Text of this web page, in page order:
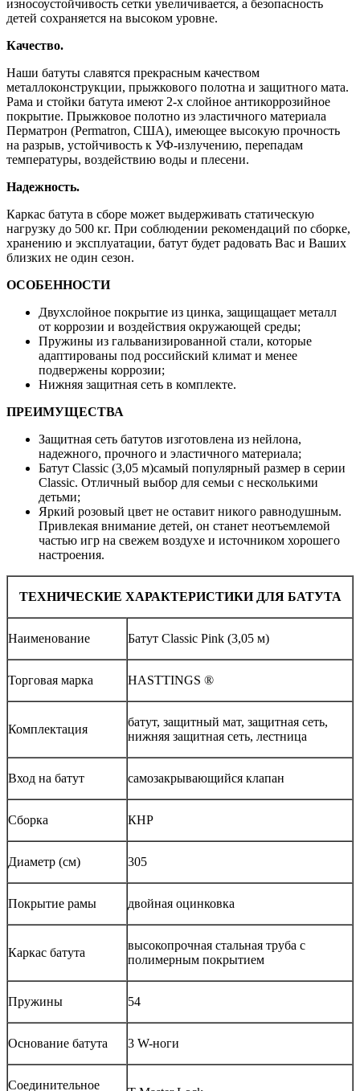
износоустойчивость сетки увеличивается, а безопасность
детей сохраняется на высоком уровне.
Качество.
Наши батуты славятся прекрасным качеством
металлоконструкции, прыжкового полотна и защитного мата.
Рама и стойки батута имеют 2-х слойное антикоррозийное
покрытие. Прыжковое полотно из эластичного материала
Перматрон (Permatron, США), имеющее высокую прочность
на разрыв, устойчивость к УФ-излучению, перепадам
температуры, воздействию воды и плесени.
Надежность.
Каркас батута в сборе может выдерживать статическую
нагрузку до 500 кг. При соблюдении рекомендаций по сборке,
хранению и эксплуатации, батут будет радовать Вас и Ваших
близких не один сезон.
ОСОБЕННОСТИ
Двухслойное покрытие из цинка, защищащает металл
от коррозии и воздействия окружающей среды;
Пружины из гальванизированной стали, которые
адаптированы под российский климат и менее
подвержены коррозии;
Нижняя защитная сеть в комплекте.
ПРЕИМУЩЕСТВА
Защитная сеть батутов изготовлена из нейлона,
надежного, прочного и эластичного материала;
Батут Classic (3,05 м)самый популярный размер в серии
Classic. Отличный выбор для семьи с несколькими
детьми;
Яркий розовый цвет не оставит никого равнодушным.
Привлекая внимание детей, он станет неотъемлемой
частью игр на свежем воздухе и источником хорошего
настроения.
ТЕХНИЧЕСКИЕ ХАРАКТЕРИСТИКИ ДЛЯ БАТУТА
Наименование Батут Classic Pink (3,05 м)
Торговая марка HASTTINGS ®
Комплектация
батут, защитный мат, защитная сеть,
нижняя защитная сеть, лестница
Вход на батут самозакрывающийся клапан
Сборка КНР
Диаметр (см) 305
Покрытие рамы двойная оцинковка
Каркас батута
высокопрочная стальная труба с
полимерным покрытием
Пружины 54
Основание батута 3 W-ноги
Соединительное